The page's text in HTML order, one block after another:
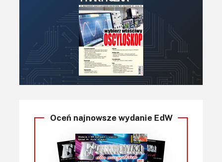
Oceń najnowsze wydanie EdW